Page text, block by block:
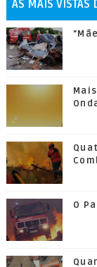
AS MAIS VISTAS
O